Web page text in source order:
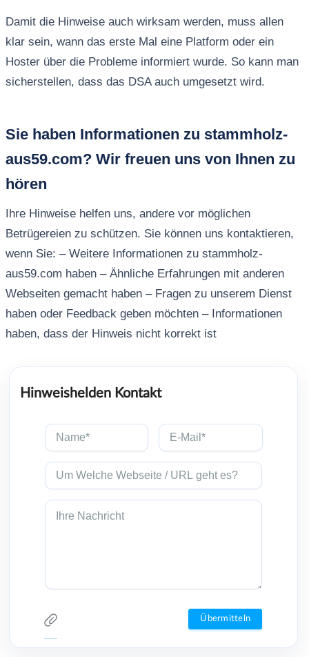
Damit die Hinweise auch wirksam werden, muss allen
klar sein, wann das erste Mal eine Platform oder ein
Hoster über die Probleme informiert wurde. So kann man
sicherstellen, dass das DSA auch umgesetzt wird.
Sie haben Informationen zu stammholz-
aus59.com? Wir freuen uns von Ihnen zu
hören
Ihre Hinweise helfen uns, andere vor möglichen
Betrügereien zu schützen. Sie können uns kontaktieren,
wenn Sie: – Weitere Informationen zu stammholz-
aus59.com haben – Ähnliche Erfahrungen mit anderen
Webseiten gemacht haben – Fragen zu unserem Dienst
haben oder Feedback geben möchten – Informationen
haben, dass der Hinweis nicht korrekt ist
Hinweishelden Kontakt